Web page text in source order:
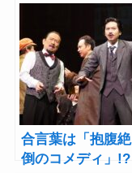
合言葉は「抱腹絶
倒のコメディ」!?